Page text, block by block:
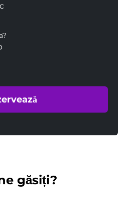
găsiți?